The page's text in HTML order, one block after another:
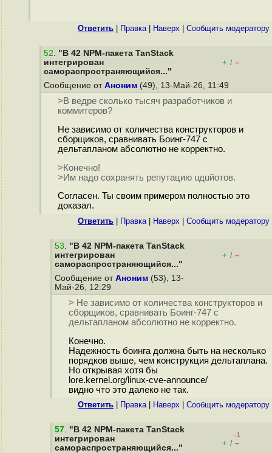
Ответить Правка| Наверх Cообщить модератору
52. "В 42 NPM-пакета TanStack
интегрирован
самораспространяющийся..."
+ / –
Сообщение от Аноним (49), 13-Май-26, 11:49
>В ведре сколько тысяч разработчиков и
коммитеров?
Не зависимо от количества конструкторов и
сборщиков, сравнивать Боинг-747 с
дельтапланом абсолютно не корректно.
>Конечно!
>Им надо сохранять репутацию uдuйотов.
Согласен. Ты своим примером полностью это
доказал.
Ответить Правка| Наверх Cообщить модератору
53. "В 42 NPM-пакета TanStack
интегрирован
самораспространяющийся..."
+ / –
Сообщение от Аноним (53), 13-
Май-26, 12:29
> Не зависимо от количества конструкторов и
сборщиков, сравнивать Боинг-747 с
дельтапланом абсолютно не корректно.
Конечно.
Надежность боинга должна быть на несколько
порядков выше, чем конструкция дельтаплана.
Но открывая хотя бы
lore.kernel.org/linux-cve-announce/
видно что это далеко не так.
Ответить Правка| Наверх Cообщить модератору
57. "В 42 NPM-пакета TanStack
интегрирован
самораспространяющийся..."
–1
+ / –